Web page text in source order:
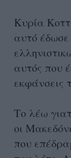
Κυρία
αυτό έδωσε
αυτός που
εκφάνσεις
Το λέω
οι
που